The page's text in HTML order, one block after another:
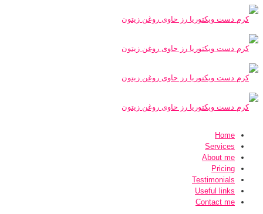
Home
Services
About me
Pricing
Testimonials
Useful links
Contact me